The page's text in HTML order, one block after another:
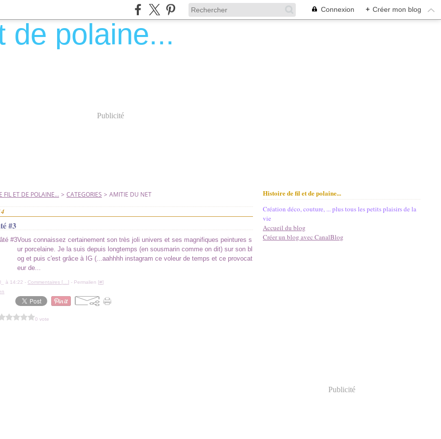
Connexion + Créer mon blog
Publicité
FIL ET DE POLAINE... > CATEGORIES > AMITIE DU NET
#3
Vous connaissez certainement son très joli univers et ses magnifiques peintures s
ur porcelaine. Je la suis depuis longtemps (en sousmarin comme on dit) sur son bl
og et puis c'est grâce à IG (...aahhhh instagram ce voleur de temps et ce provocat
eur de...
à 14:22 - Commentaires [ ] - Permalien [#]
0 vote
Histoire de fil et de polaine...
Création déco, couture, ... plus tous les petits plaisirs de la
vie
Accueil du blog
Créer un blog avec CanalBlog
Publicité